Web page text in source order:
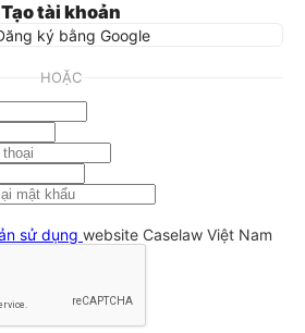
Tạo tài khoản
ký bằng Google
HOẶC
sử dụng website Caselaw Việt Nam